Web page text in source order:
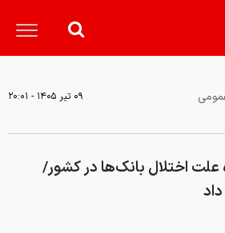
۰۹ تير ۱۴۰۵ - ۲۰:۰۱
اختلال بانک‌ها در کشور/